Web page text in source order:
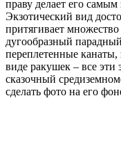
праву делает его
Экзотический вид
притягивает
дугообразный
переплетенные
виде ракушек – все
сказочный
сделать фото на его